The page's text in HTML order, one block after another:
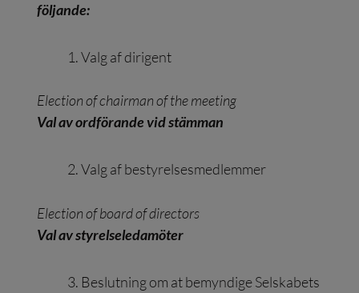
följande:
Valg af dirigent
Election of chairman of the meeting
Val av ordförande vid stämman
Valg af bestyrelsesmedlemmer
Election of board of directors
Val av styrelseledamöter
Beslutning om at bemyndige Selskabets